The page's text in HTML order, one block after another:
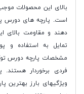
بالای این محصولات
است. پارچه های دورس
دهند و مقاومت بالای
تمایل به استفاده و
مشخصات پارچه دورس
فردی برخوردار
ویژگیهای بارز بهترین